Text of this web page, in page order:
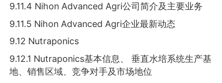
9.11.4 Nihon Advanced Agri公司简介及主要业务
9.11.5 Nihon Advanced Agri企业最新动态
9.12 Nutraponics
9.12.1 Nutraponics基本信息、 垂直水培系统生产基
地、销售区域、竞争对手及市场地位